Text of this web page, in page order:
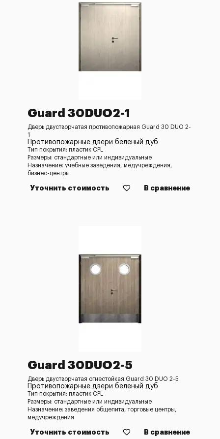
Guard 30DUO2-1
Дверь двустворчатая противопожарная Guard 30 DUO 2-
1
Противопожарные двери беленый дуб
Тип покрытия: пластик CPL
Размеры: стандартные или индивидуальные
Назначение: учебные заведения, медучреждения,
бизнес-центры
Уточнить стоимость В сравнение
Guard 30DUO2-5
Дверь двустворчатая огнестойкая Guard 30 DUO 2-5
Противопожарные двери беленый дуб
Тип покрытия: пластик CPL
Размеры: стандартные или индивидуальные
Назначение: заведения общепита, торговые центры,
медучреждения
Уточнить стоимость В сравнение